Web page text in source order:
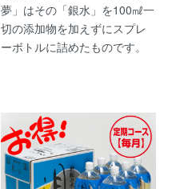
夢」はその「銀水」を100㎖一
切の添加物を加えずにスプレ
ーボトルに詰めたものです。